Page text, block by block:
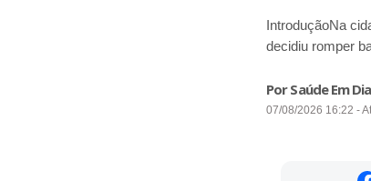
IntroduçãoNa
decidiu romper
Por Saúde Em Dia
07/08/2026 16:22 -